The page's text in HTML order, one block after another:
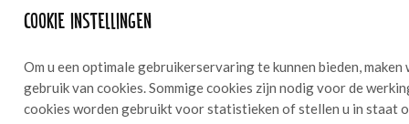
Cookie instellingen
Om u een optimale gebruikerservaring te kunnen bieden,
gebruik van cookies. Sommige cookies zijn nodig voor de
cookies worden gebruikt voor statistieken of stellen u in staat
Pasta terrine met gerookte zalm 12